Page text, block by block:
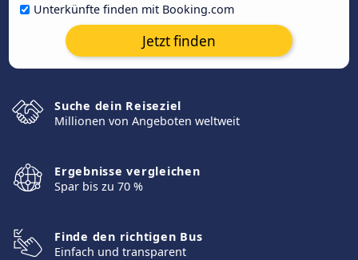
Unterkünfte finden mit Booking.com
Jetzt finden
Suche dein Reiseziel
Millionen von Angeboten weltweit
Ergebnisse vergleichen
Spar bis zu 70 %
Finde den richtigen Bus
Einfach und transparent